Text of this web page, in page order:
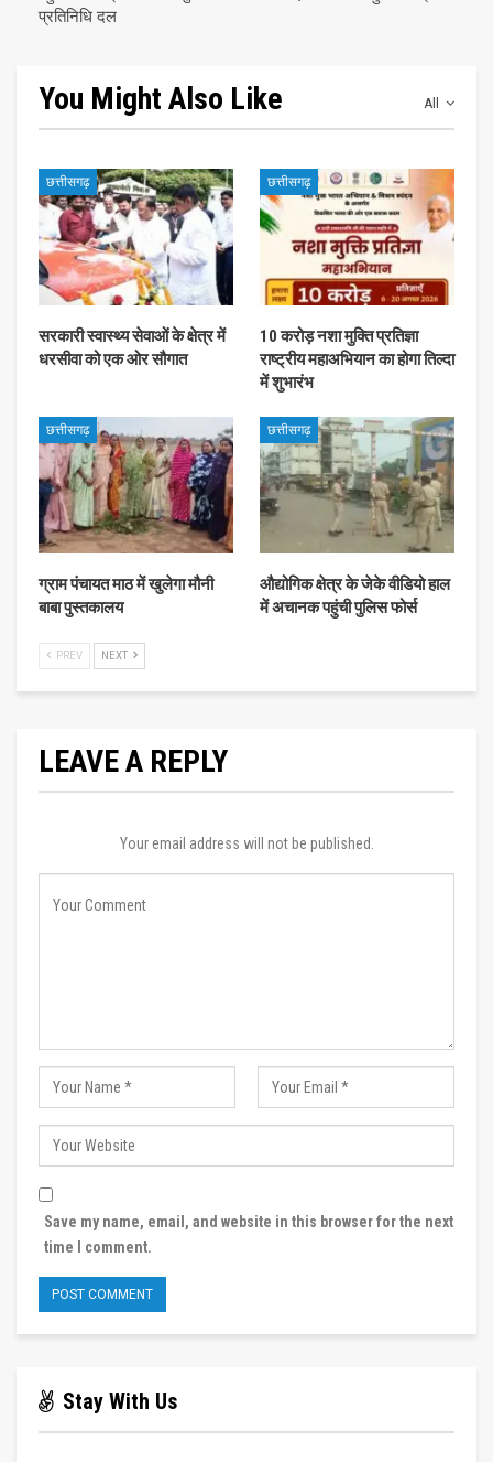
प्रतिनिधि दल
All
You Might Also Like
छत्तीसगढ़
सरकारी स्वास्थ्य सेवाओं के क्षेत्र में
धरसीवा को एक ओर सौगात
छत्तीसगढ़
10 करोड़ नशा मुक्ति प्रतिज्ञा
राष्ट्रीय महाअभियान का होगा तिल्दा
में शुभारंभ
छत्तीसगढ़
ग्राम पंचायत माठ में खुलेगा मौनी
बाबा पुस्तकालय
छत्तीसगढ़
औद्योगिक क्षेत्र के जेके वीडियो हाल
में अचानक पहुंची पुलिस फोर्स
PREV NEXT
LEAVE A REPLY
Your email address will not be published.
Save my name, email, and website in this browser for the next
time I comment.
Stay With Us